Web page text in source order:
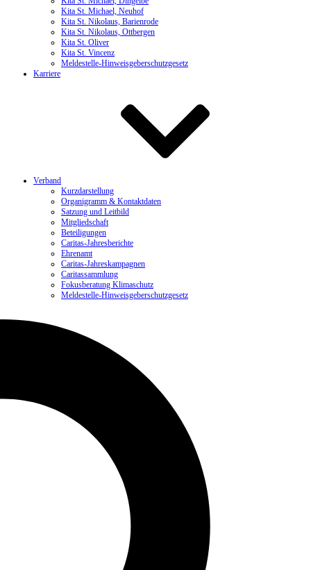
Kita St. Michael, Neuhof
Kita St. Nikolaus, Barienrode
Kita St. Nikolaus, Ottbergen
Kita St. Oliver
Kita St. Vincenz
Meldestelle-Hinweisgeberschutzgesetz
Karriere
Verband
Kurzdarstellung
Organigramm & Kontaktdaten
Satzung und Leitbild
Mitgliedschaft
Beteiligungen
Caritas-Jahresberichte
Ehrenamt
Caritas-Jahreskampagnen
Caritassammlung
Fokusberatung Klimaschutz
Meldestelle-Hinweisgeberschutzgesetz